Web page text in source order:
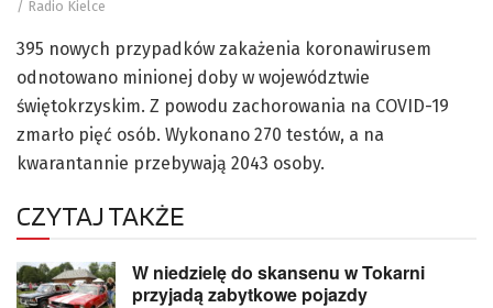
/ Radio Kielce
395 nowych przypadków zakażenia koronawirusem
odnotowano minionej doby w województwie
świętokrzyskim. Z powodu zachorowania na COVID-19
zmarło pięć osób. Wykonano 270 testów, a na
kwarantannie przebywają 2043 osoby.
CZYTAJ TAKŻE
W niedzielę do skansenu w Tokarni
przyjadą zabytkowe pojazdy